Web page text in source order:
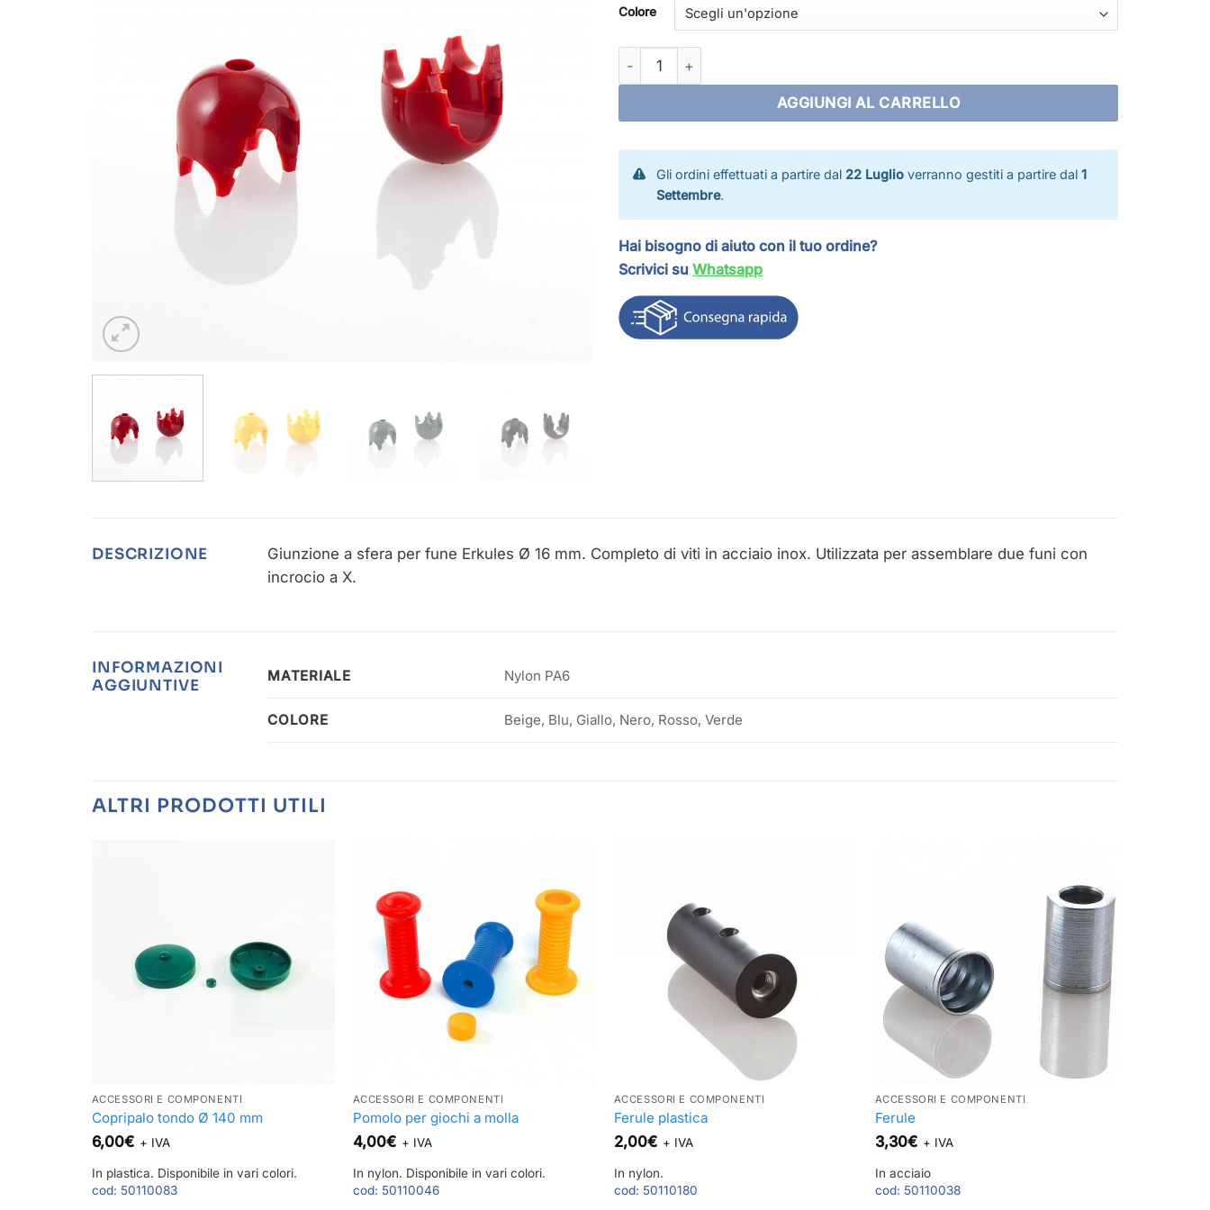
Colore
Standard joint quantità
AGGIUNGI AL CARRELLO
Gli ordini effettuati a partire dal 22 Luglio verranno gestiti a partire dal1
Settembre.
Hai bisogno di aiuto con il tuo ordine?
Scrivici su Whatsapp
DESCRIZIONE
Giunzione a sfera per fune Erkules Ø 16 mm. Completo di viti in acciaio inox. Utilizzata per assemblare due funi con
incrocio a X.
INFORMAZIONI
AGGIUNTIVE
MATERIALE Nylon PA6
COLORE Beige, Blu, Giallo, Nero, Rosso, Verde
ALTRI PRODOTTI UTILI
ACCESSORI E COMPONENTI
Copripalo tondo Ø 140 mm
6,00€ + IVA
In plastica. Disponibile in vari colori.
cod: 50110083
ACCESSORI E COMPONENTI
Pomolo per giochi a molla
4,00€ + IVA
In nylon. Disponibile in vari colori.
cod: 50110046
ACCESSORI E COMPONENTI
Ferule plastica
2,00€ + IVA
In nylon.
cod: 50110180
ACCESSORI E COMPONENTI
Ferule
3,30€ + IVA
In acciaio
cod: 50110038